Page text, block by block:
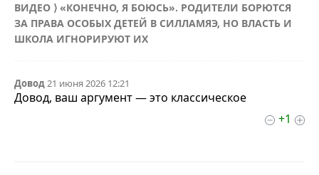
ВИДЕО ⟩ «КОНЕЧНО, Я БОЮСЬ». РОДИТЕЛИ БОРЮТСЯ
ЗА ПРАВА ОСОБЫХ ДЕТЕЙ В СИЛЛАМЯЭ, НО ВЛАСТЬ И
ШКОЛА ИГНОРИРУЮТ ИХ
Довод21 июня 2026 12:21
Довод, ваш аргумент — это классическое
+1